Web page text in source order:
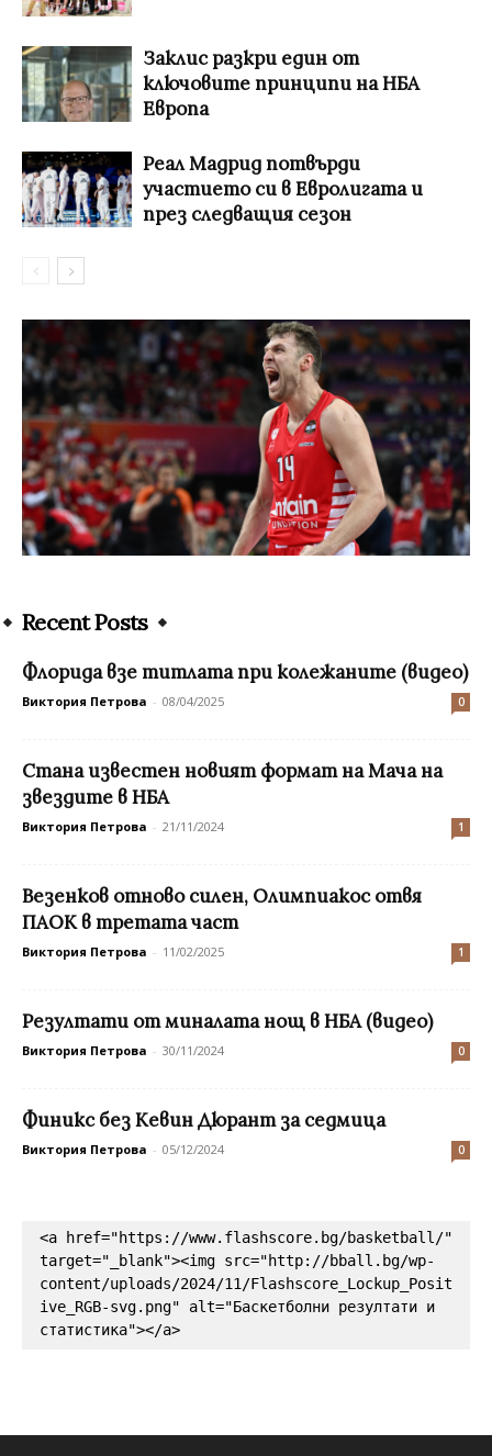
Заклис разкри един от
ключовите принципи на НБА
Европа
Реал Мадрид потвърди
участието си в Евролигата и
през следващия сезон
Recent Posts
Флорида взе титлата при колежаните (видео)
Виктория Петрова - 08/04/2025 0
Стана известен новият формат на Мача на
звездите в НБА
Виктория Петрова - 21/11/2024 1
Везенков отново силен, Олимпиакос отвя
ПАОК в третата част
Виктория Петрова - 11/02/2025 1
Резултати от миналата нощ в НБА (видео)
Виктория Петрова - 30/11/2024 0
Финикс без Кевин Дюрант за седмица
Виктория Петрова - 05/12/2024 0
<a href="https://www.flashscore.bg/basketball/"
target="_blank"><img src="http://bball.bg/wp-
content/uploads/2024/11/Flashscore_Lockup_Posit
ive_RGB-svg.png" alt="Баскетболни резултати и
статистика"></a>